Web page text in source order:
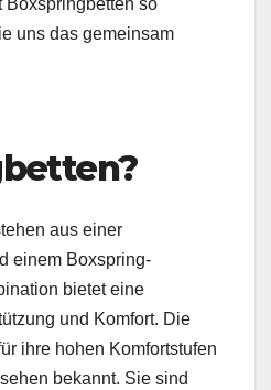
Boxspringbetten so
uns das gemeinsam
aus einer
einem Boxspring-
bietet eine
und Komfort. Die
ihre hohen Komfortstufen
bekannt. Sie sind